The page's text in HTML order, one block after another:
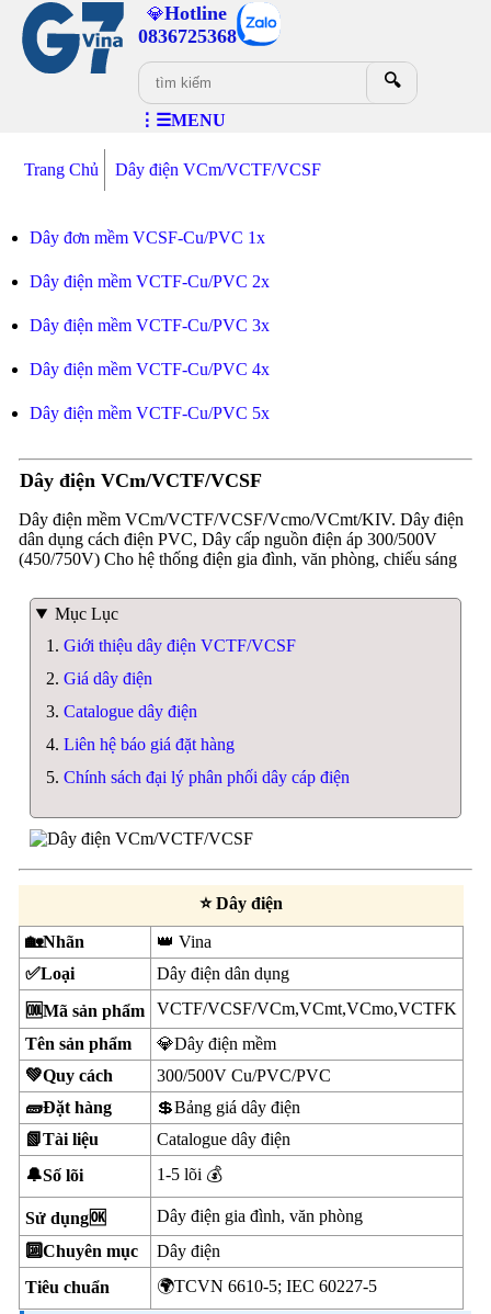
💎Hotline
0836725368
🔍
⋮☰MENU
Trang Chủ Dây điện VCm/VCTF/VCSF
Dây đơn mềm VCSF-Cu/PVC 1x
Dây điện mềm VCTF-Cu/PVC 2x
Dây điện mềm VCTF-Cu/PVC 3x
Dây điện mềm VCTF-Cu/PVC 4x
Dây điện mềm VCTF-Cu/PVC 5x
Dây điện VCm/VCTF/VCSF
Dây điện mềm VCm/VCTF/VCSF/Vcmo/VCmt/KIV. Dây điện
dân dụng cách điện PVC, Dây cấp nguồn điện áp 300/500V
(450/750V) Cho hệ thống điện gia đình, văn phòng, chiếu sáng
Mục Lục
Giới thiệu dây điện VCTF/VCSF
Giá dây điện
Catalogue dây điện
Liên hệ báo giá đặt hàng
Chính sách đại lý phân phối dây cáp điện
⭐ Dây điện
🏡Nhãn
👑 Vina
✅Loại
Dây điện dân dụng
🆒Mã sản phẩm
VCTF/VCSF/VCm,VCmt,VCmo,VCTFK
Tên sản phẩm
💎Dây điện mềm
💚Quy cách
300/500V Cu/PVC/PVC
🧱Đặt hàng
💲Bảng giá dây điện
📗Tài liệu
Catalogue dây điện
🔔Số lõi
1-5 lõi 💰
Sử dụng🆗
Dây điện gia đình, văn phòng
🔟Chuyên mục
Dây điện
Tiêu chuẩn
🌍TCVN 6610-5; IEC 60227-5